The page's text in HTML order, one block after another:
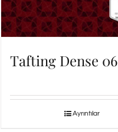
Tafting Dense 06
Ayrıntılar